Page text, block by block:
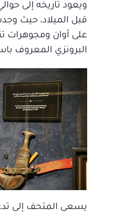
قبل الميلاد، حيث
على أوان ومجوهرات
البرونزي المعروف
يسعى المتحف إلى